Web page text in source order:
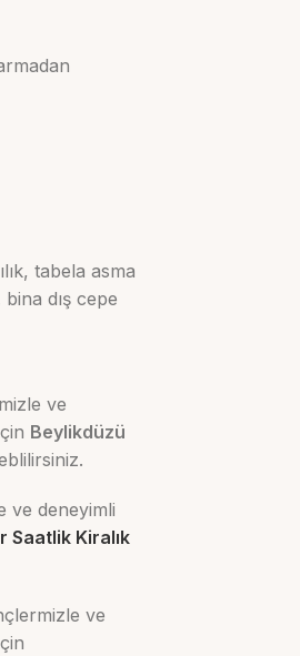
tabela asma
bina dış cepe
ve
Beylikdüzü
ve deneyimli
Saatlik Kiralık
ve